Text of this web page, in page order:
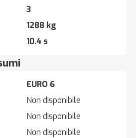
3
1288 kg
10.4 s
EURO 6
Non disponibile
Non disponibile
Non disponibile